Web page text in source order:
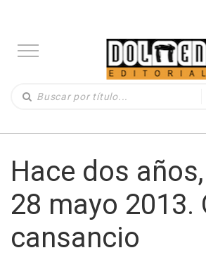
Hace dos
28 mayo 2013.
cansancio